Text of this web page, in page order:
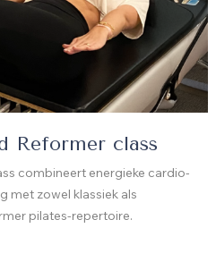
Reformer class
combineert energieke cardio-
met zowel klassiek als
pilates-repertoire.